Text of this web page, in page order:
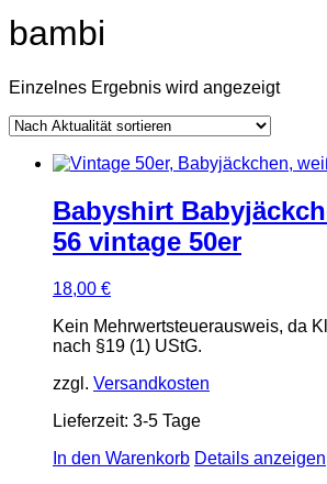
bambi
Einzelnes Ergebnis wird angezeigt
Babyshirt
56 vintage 50er
18,00 €
Kein Mehrwertsteuerausweis, da
nach §19 (1) UStG.
zzgl. Versandkosten
Lieferzeit: 3-5 Tage
In den Warenkorb Details anzeigen